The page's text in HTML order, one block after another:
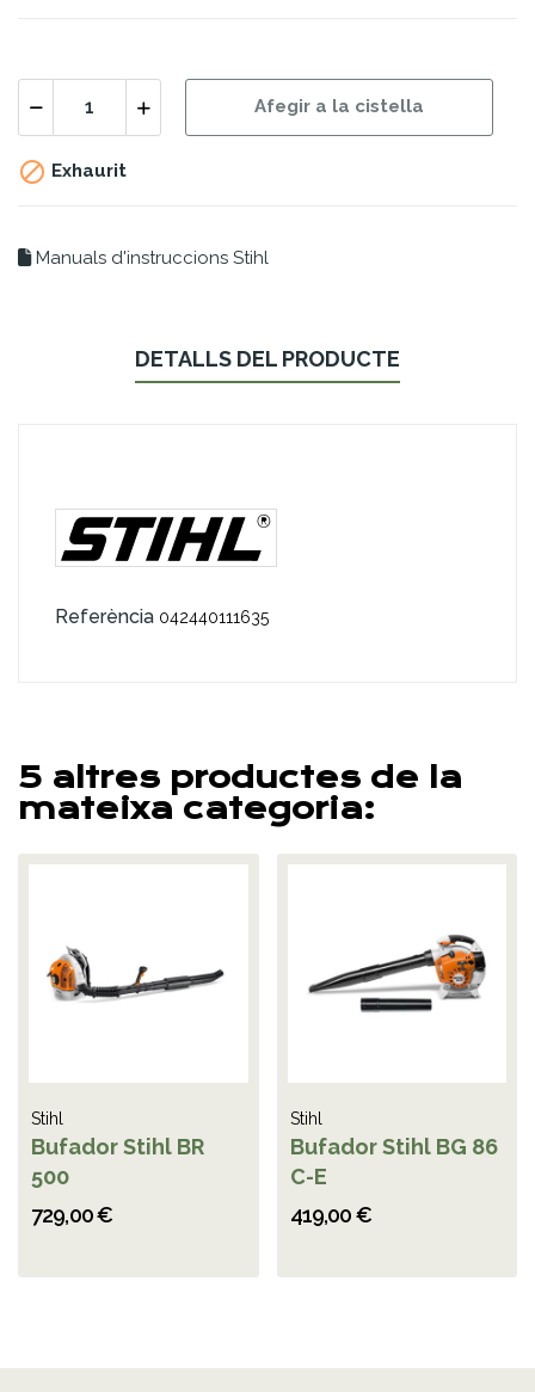
Afegir a la cistella
 Exhaurit
Manuals d'instruccions Stihl
DETALLS DEL PRODUCTE
Referència 042440111635
5 altres productes de la
mateixa categoria:
Stihl
Bufador Stihl BR
500
729,00 €
Stihl
Bufador Stihl BG 86
C-E
419,00 €